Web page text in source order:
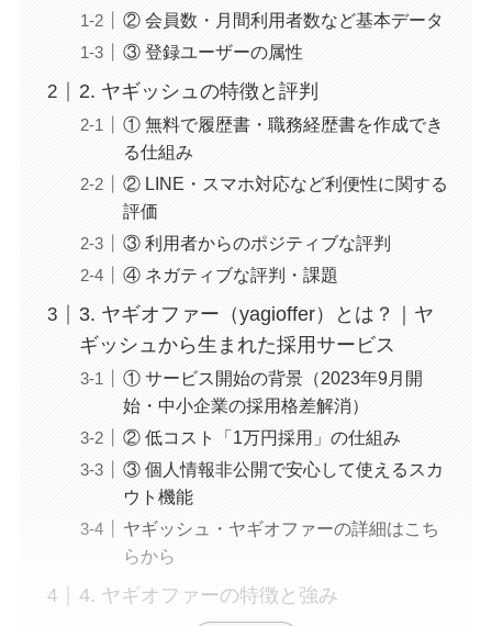
② 会員数・月間利用者数など基本データ
③ 登録ユーザーの属性
2. ヤギッシュの特徴と評判
① 無料で履歴書・職務経歴書を作成でき
る仕組み
② LINE・スマホ対応など利便性に関する
評価
③ 利用者からのポジティブな評判
④ ネガティブな評判・課題
3. ヤギオファー（yagioffer）とは？｜ヤ
ギッシュから生まれた採用サービス
① サービス開始の背景（2023年9月開
始・中小企業の採用格差解消）
② 低コスト「1万円採用」の仕組み
③ 個人情報非公開で安心して使えるスカ
ウト機能
ヤギッシュ・ヤギオファーの詳細はこち
らから
4. ヤギオファーの特徴と強み